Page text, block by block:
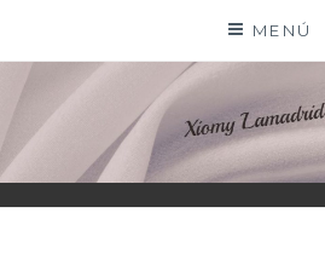
contenido
MENÚ
XIOMY